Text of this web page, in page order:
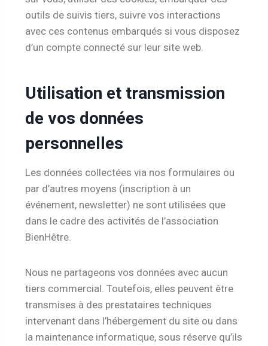
outils de suivis tiers, suivre vos interactions
avec ces contenus embarqués si vous disposez
d’un compte connecté sur leur site web.
Utilisation et transmission
de vos données
personnelles
Les données collectées via nos formulaires ou
par d’autres moyens (inscription à un
événement, newsletter) ne sont utilisées que
dans le cadre des activités de l’association
BienHêtre.
Nous ne partageons vos données avec aucun
tiers commercial. Toutefois, elles peuvent être
transmises à des prestataires techniques
intervenant dans l’hébergement du site ou dans
la maintenance informatique, sous réserve qu’ils